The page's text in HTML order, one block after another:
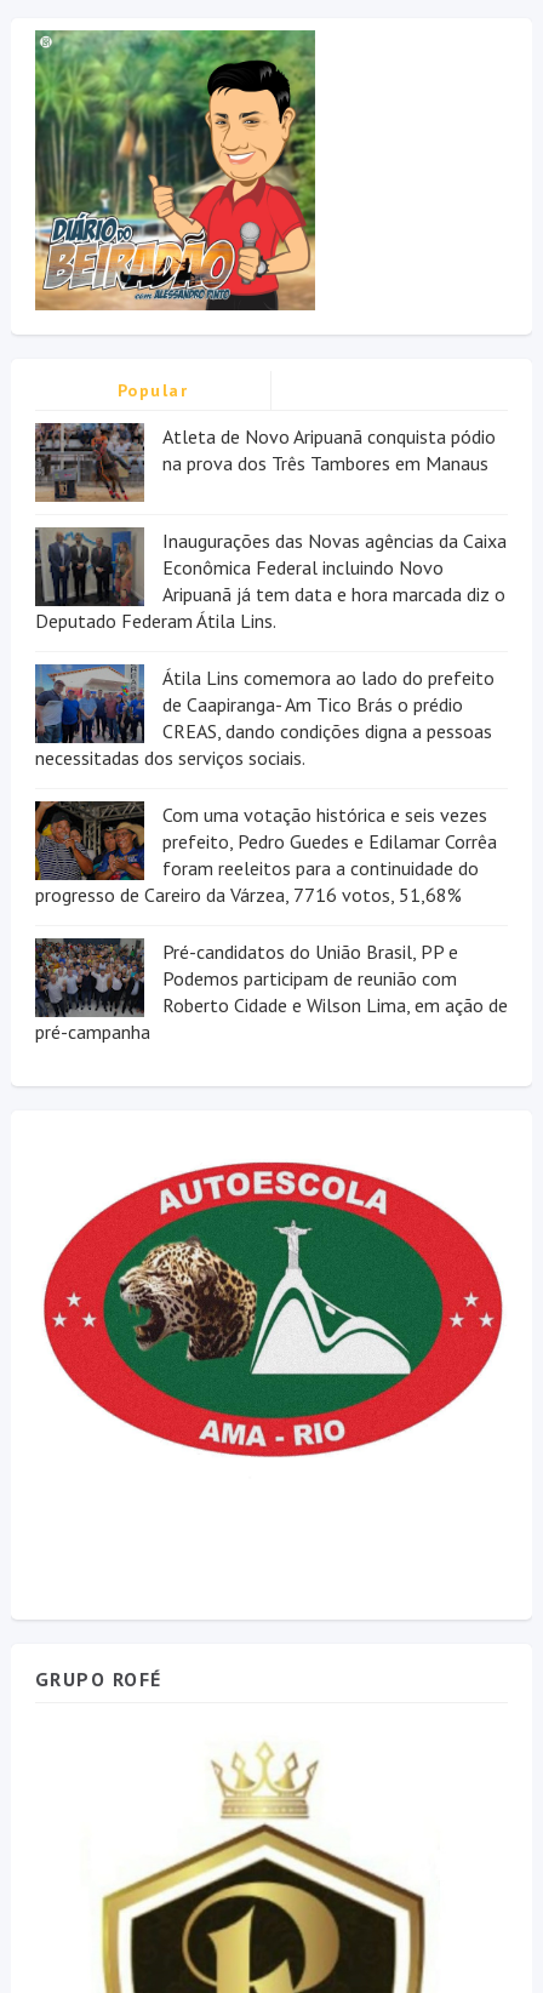
Popular
Atleta de Novo Aripuanã conquista pódio
na prova dos Três Tambores em Manaus
Inaugurações das Novas agências da Caixa
Econômica Federal incluindo Novo
Aripuanã já tem data e hora marcada diz o
Deputado Federam Átila Lins.
Átila Lins comemora ao lado do prefeito
de Caapiranga- Am Tico Brás o prédio
CREAS, dando condições digna a pessoas
necessitadas dos serviços sociais.
Com uma votação histórica e seis vezes
prefeito, Pedro Guedes e Edilamar Corrêa
foram reeleitos para a continuidade do
progresso de Careiro da Várzea, 7716 votos, 51,68%
Pré-candidatos do União Brasil, PP e
Podemos participam de reunião com
Roberto Cidade e Wilson Lima, em ação de
pré-campanha
GRUPO ROFÉ